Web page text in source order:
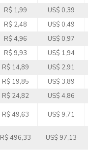
R$ 1,99 US$ 0,39
R$ 2,48 US$ 0,49
R$ 4,96 US$ 0,97
R$ 9,93 US$ 1,94
R$ 14,89 US$ 2,91
R$ 19,85 US$ 3,89
R$ 24,82 US$ 4,86
R$ 49,63 US$ 9,71
R$ 496,33 US$ 97,13